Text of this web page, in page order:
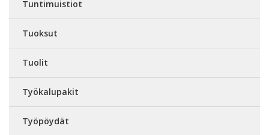
Tuntimuistiot
Tuoksut
Tuolit
Työkalupakit
Työpöydät